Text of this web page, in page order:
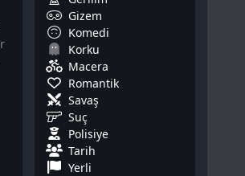
Gizem
Komedi
Korku
Macera
Romantik
Savaş
Suç
Polisiye
Tarih
Yerli